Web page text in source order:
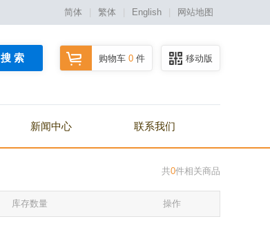
简体 繁体 English 网站地图
移动版
购物车 0 件
搜 索
新闻中心 联系我们
共0件相关商品
库存数量 操作